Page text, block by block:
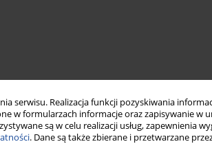
serwisu. Realizacja funkcji pozyskiwania
w formularzach informacje oraz zapisywanie w
są w celu realizacji usług, zapewnienia
. Dane są także zbierane i przetwarzane